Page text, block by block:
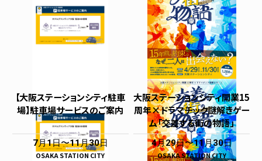
【大阪ステーションシティ駐車
場】駐車場サービスのご案内
7月1日 11月30日
OSAKA STATION CITY
大阪ステーションシティ開業15
周年×ドラマチック謎解きゲー
ム「交差する街の物語」
4月29日 11月30日
OSAKA STATION CITY